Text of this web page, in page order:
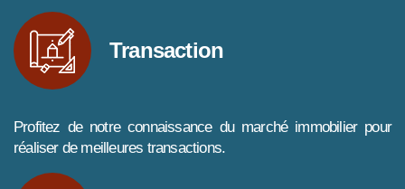
Transaction
Profitez de notre connaissance du marché immobilier pour
réaliser de meilleures transactions.